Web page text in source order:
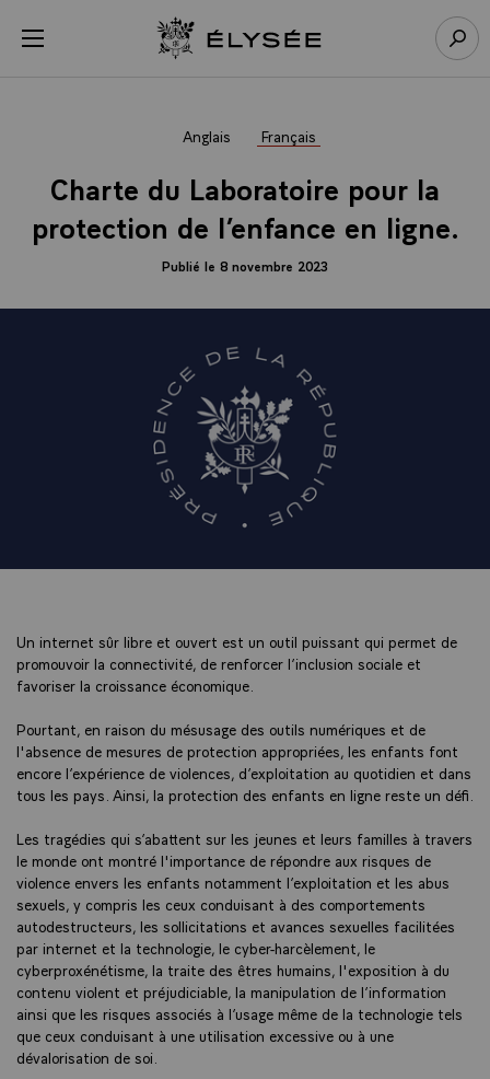
menu Retour à l’accueil Élysée
Anglais Français
Charte du Laboratoire pour la
protection de l’enfance en ligne.
Publié le 8 novembre 2023
Un internet sûr libre et ouvert est un outil puissant qui permet de
promouvoir la connectivité, de renforcer l’inclusion sociale et
favoriser la croissance économique.
Pourtant, en raison du mésusage des outils numériques et de
l'absence de mesures de protection appropriées, les enfants font
encore l’expérience de violences, d’exploitation au quotidien et dans
tous les pays. Ainsi, la protection des enfants en ligne reste un défi.
Les tragédies qui s’abattent sur les jeunes et leurs familles à travers
le monde ont montré l'importance de répondre aux risques de
violence envers les enfants notamment l’exploitation et les abus
sexuels, y compris les ceux conduisant à des comportements
autodestructeurs, les sollicitations et avances sexuelles facilitées
par internet et la technologie, le cyber-harcèlement, le
cyberproxénétisme, la traite des êtres humains, l'exposition à du
contenu violent et préjudiciable, la manipulation de l’information
ainsi que les risques associés à l’usage même de la technologie tels
que ceux conduisant à une utilisation excessive ou à une
dévalorisation de soi.
Panneau de gestion des cookies